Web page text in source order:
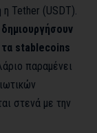
η Tether (USDT).
δημιουργήσουν
τα stablecoins
παραμένει
στενά με την